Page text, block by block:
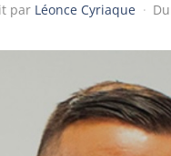
par Léonce Cyriaque ·